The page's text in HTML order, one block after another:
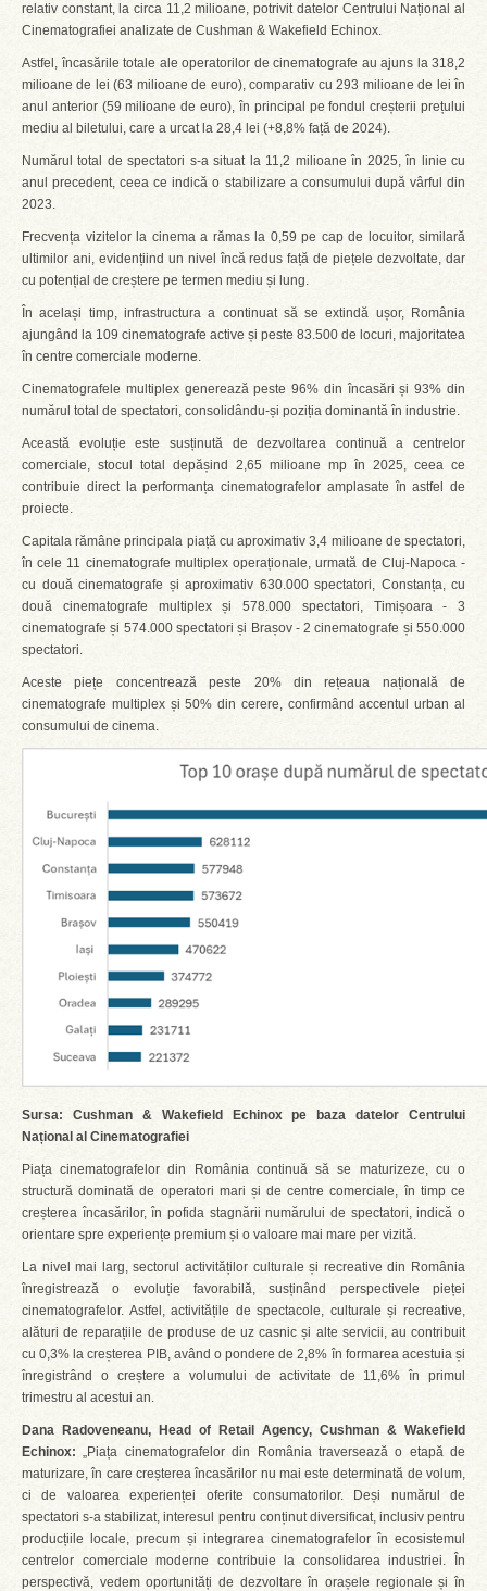
relativ constant, la circa 11,2 milioane, potrivit datelor Centrului Național al
Cinematografiei analizate de Cushman & Wakefield Echinox.
Astfel, încasările totale ale operatorilor de cinematografe au ajuns la 318,2
milioane de lei (63 milioane de euro), comparativ cu 293 milioane de lei în
anul anterior (59 milioane de euro), în principal pe fondul creșterii prețului
mediu al biletului, care a urcat la 28,4 lei (+8,8% față de 2024).
Numărul total de spectatori s-a situat la 11,2 milioane în 2025, în linie cu
anul precedent, ceea ce indică o stabilizare a consumului după vârful din
2023.
Frecvența vizitelor la cinema a rămas la 0,59 pe cap de locuitor, similară
ultimilor ani, evidențiind un nivel încă redus față de piețele dezvoltate, dar
cu potențial de creștere pe termen mediu și lung.
În același timp, infrastructura a continuat să se extindă ușor, România
ajungând la 109 cinematografe active și peste 83.500 de locuri, majoritatea
în centre comerciale moderne.
Cinematografele multiplex generează peste 96% din încasări și 93% din
numărul total de spectatori, consolidându-și poziția dominantă în industrie.
Această evoluție este susținută de dezvoltarea continuă a centrelor
comerciale, stocul total depășind 2,65 milioane mp în 2025, ceea ce
contribuie direct la performanța cinematografelor amplasate în astfel de
proiecte.
Capitala rămâne principala piață cu aproximativ 3,4 milioane de spectatori,
în cele 11 cinematografe multiplex operaționale, urmată de Cluj-Napoca -
cu două cinematografe și aproximativ 630.000 spectatori, Constanța, cu
două cinematografe multiplex și 578.000 spectatori, Timișoara - 3
cinematografe și 574.000 spectatori și Brașov - 2 cinematografe și 550.000
spectatori.
Aceste piețe concentrează peste 20% din rețeaua națională de
cinematografe multiplex și 50% din cerere, confirmând accentul urban al
consumului de cinema.
Sursa: Cushman & Wakefield Echinox pe baza datelor Centrului
Național al Cinematografiei
Piața cinematografelor din România continuă să se maturizeze, cu o
structură dominată de operatori mari și de centre comerciale, în timp ce
creșterea încasărilor, în pofida stagnării numărului de spectatori, indică o
orientare spre experiențe premium și o valoare mai mare per vizită.
La nivel mai larg, sectorul activităților culturale și recreative din România
înregistrează o evoluție favorabilă, susținând perspectivele pieței
cinematografelor. Astfel, activitățile de spectacole, culturale și recreative,
alături de reparațiile de produse de uz casnic și alte servicii, au contribuit
cu 0,3% la creșterea PIB, având o pondere de 2,8% în formarea acestuia și
înregistrând o creștere a volumului de activitate de 11,6% în primul
trimestru al acestui an.
Dana Radoveneanu, Head of Retail Agency, Cushman & Wakefield
Echinox: „Piața cinematografelor din România traversează o etapă de
maturizare, în care creșterea încasărilor nu mai este determinată de volum,
ci de valoarea experienței oferite consumatorilor. Deși numărul de
spectatori s-a stabilizat, interesul pentru conținut diversificat, inclusiv pentru
producțiile locale, precum și integrarea cinematografelor în ecosistemul
centrelor comerciale moderne contribuie la consolidarea industriei. În
perspectivă, vedem oportunități de dezvoltare în orașele regionale și în